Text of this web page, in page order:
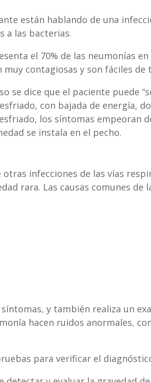
están hablando de una
a las bacterias.
el 70% de las neumonías
contagiosas y son fáciles de
se dice que el paciente puede
con bajada de energía,
los síntomas empeoran
se instala en el pecho.
infecciones de las vías
rara. Las causas comunes de
y también realiza un
hacen ruidos anormales,
para verificar el